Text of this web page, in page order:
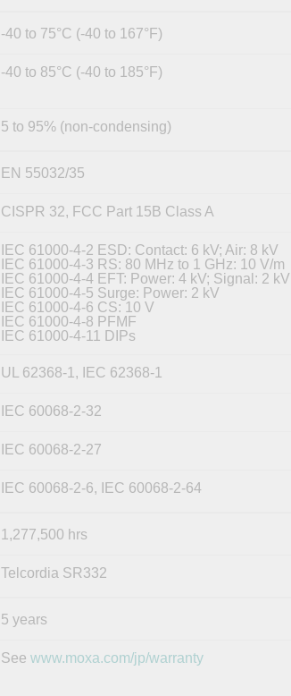
-40 to 75°C (-40 to 167°F)
-40 to 85°C (-40 to 185°F)
5 to 95% (non-condensing)
EN 55032/35
CISPR 32, FCC Part 15B Class A
IEC 61000-4-2 ESD: Contact: 6 kV; Air: 8 kV
IEC 61000-4-3 RS: 80 MHz to 1 GHz: 10 V/m
IEC 61000-4-4 EFT: Power: 4 kV; Signal: 2 kV
IEC 61000-4-5 Surge: Power: 2 kV
IEC 61000-4-6 CS: 10 V
IEC 61000-4-8 PFMF
IEC 61000-4-11 DIPs
UL 62368-1, IEC 62368-1
IEC 60068-2-32
IEC 60068-2-27
IEC 60068-2-6, IEC 60068-2-64
1,277,500 hrs
Telcordia SR332
5 years
See www.moxa.com/jp/warranty